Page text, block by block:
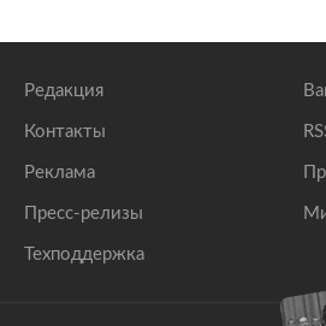
Редакция
Контакты
Реклама
Пресс-релизы
Техподдержка